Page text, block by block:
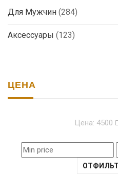
Для Мужчин (284)
Аксессуары (123)
ЦЕНА
Цена: 4500